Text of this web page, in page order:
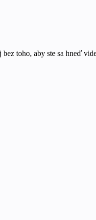
toho, aby ste sa hneď